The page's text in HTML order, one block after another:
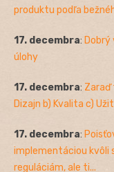
produktu podľa
17. decembra:
úlohy
17. decembra: Zaraď
Dizajn b) Kvalita c)
17. decembra:
implementáciou kvôli
reguláciám, ale ti...